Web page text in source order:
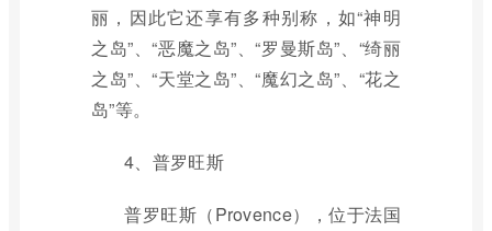
丽，因此它还享有多种别称，如“神明
之岛”、“恶魔之岛”、“罗曼斯岛”、“绮丽
之岛”、“天堂之岛”、“魔幻之岛”、“花之
岛”等。
4、普罗旺斯
普罗旺斯（Provence），位于法国